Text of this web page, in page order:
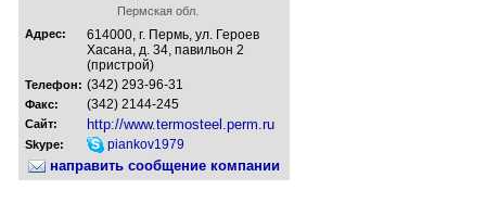
Пермская обл.
Адрес:
614000, г. Пермь, ул. Героев
Хасана, д. 34, павильон 2
(пристрой)
Телефон: (342) 293-96-31
Факс: (342) 2144-245
Сайт: http://www.termosteel.perm.ru
Skype: piankov1979
направить сообщение компании